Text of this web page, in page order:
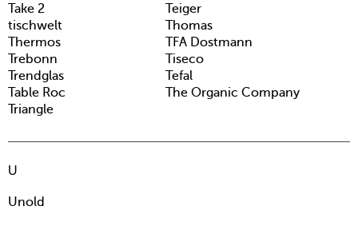
Take 2
Teiger
tischwelt
Thomas
Thermos
TFA Dostmann
Trebonn
Tiseco
Trendglas
Tefal
Table Roc
The Organic Company
Triangle
U
Unold